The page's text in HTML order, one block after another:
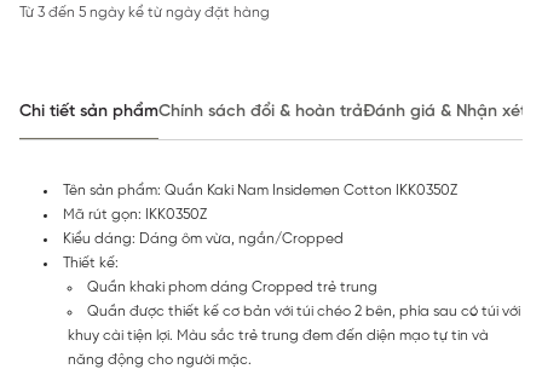
Từ 3 đến 5 ngày kể từ ngày đặt hàng
Chi tiết sản phẩmChính sách đổi & hoàn trảĐánh giá & Nhận xét
Tên sản phẩm: Quần Kaki Nam Insidemen Cotton IKK0350Z
Mã rút gọn: IKK0350Z
Kiểu dáng: Dáng ôm vừa, ngắn/Cropped
Thiết kế:
Quần khaki phom dáng Cropped trẻ trung
Quần được thiết kế cơ bản với túi chéo 2 bên, phía sau có túi với
khuy cài tiện lợi. Màu sắc trẻ trung đem đến diện mạo tự tin và
năng động cho người mặc.